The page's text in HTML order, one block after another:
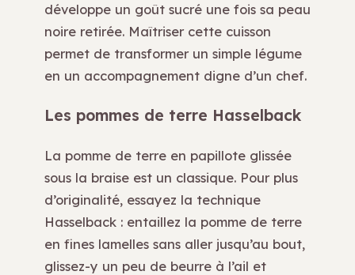
développe un goût sucré une fois sa peau
noire retirée. Maîtriser cette cuisson
permet de transformer un simple légume
en un accompagnement digne d’un chef.
Les pommes de terre Hasselback
La pomme de terre en papillote glissée
sous la braise est un classique. Pour plus
d’originalité, essayez la technique
Hasselback : entaillez la pomme de terre
en fines lamelles sans aller jusqu’au bout,
glissez-y un peu de beurre à l’ail et